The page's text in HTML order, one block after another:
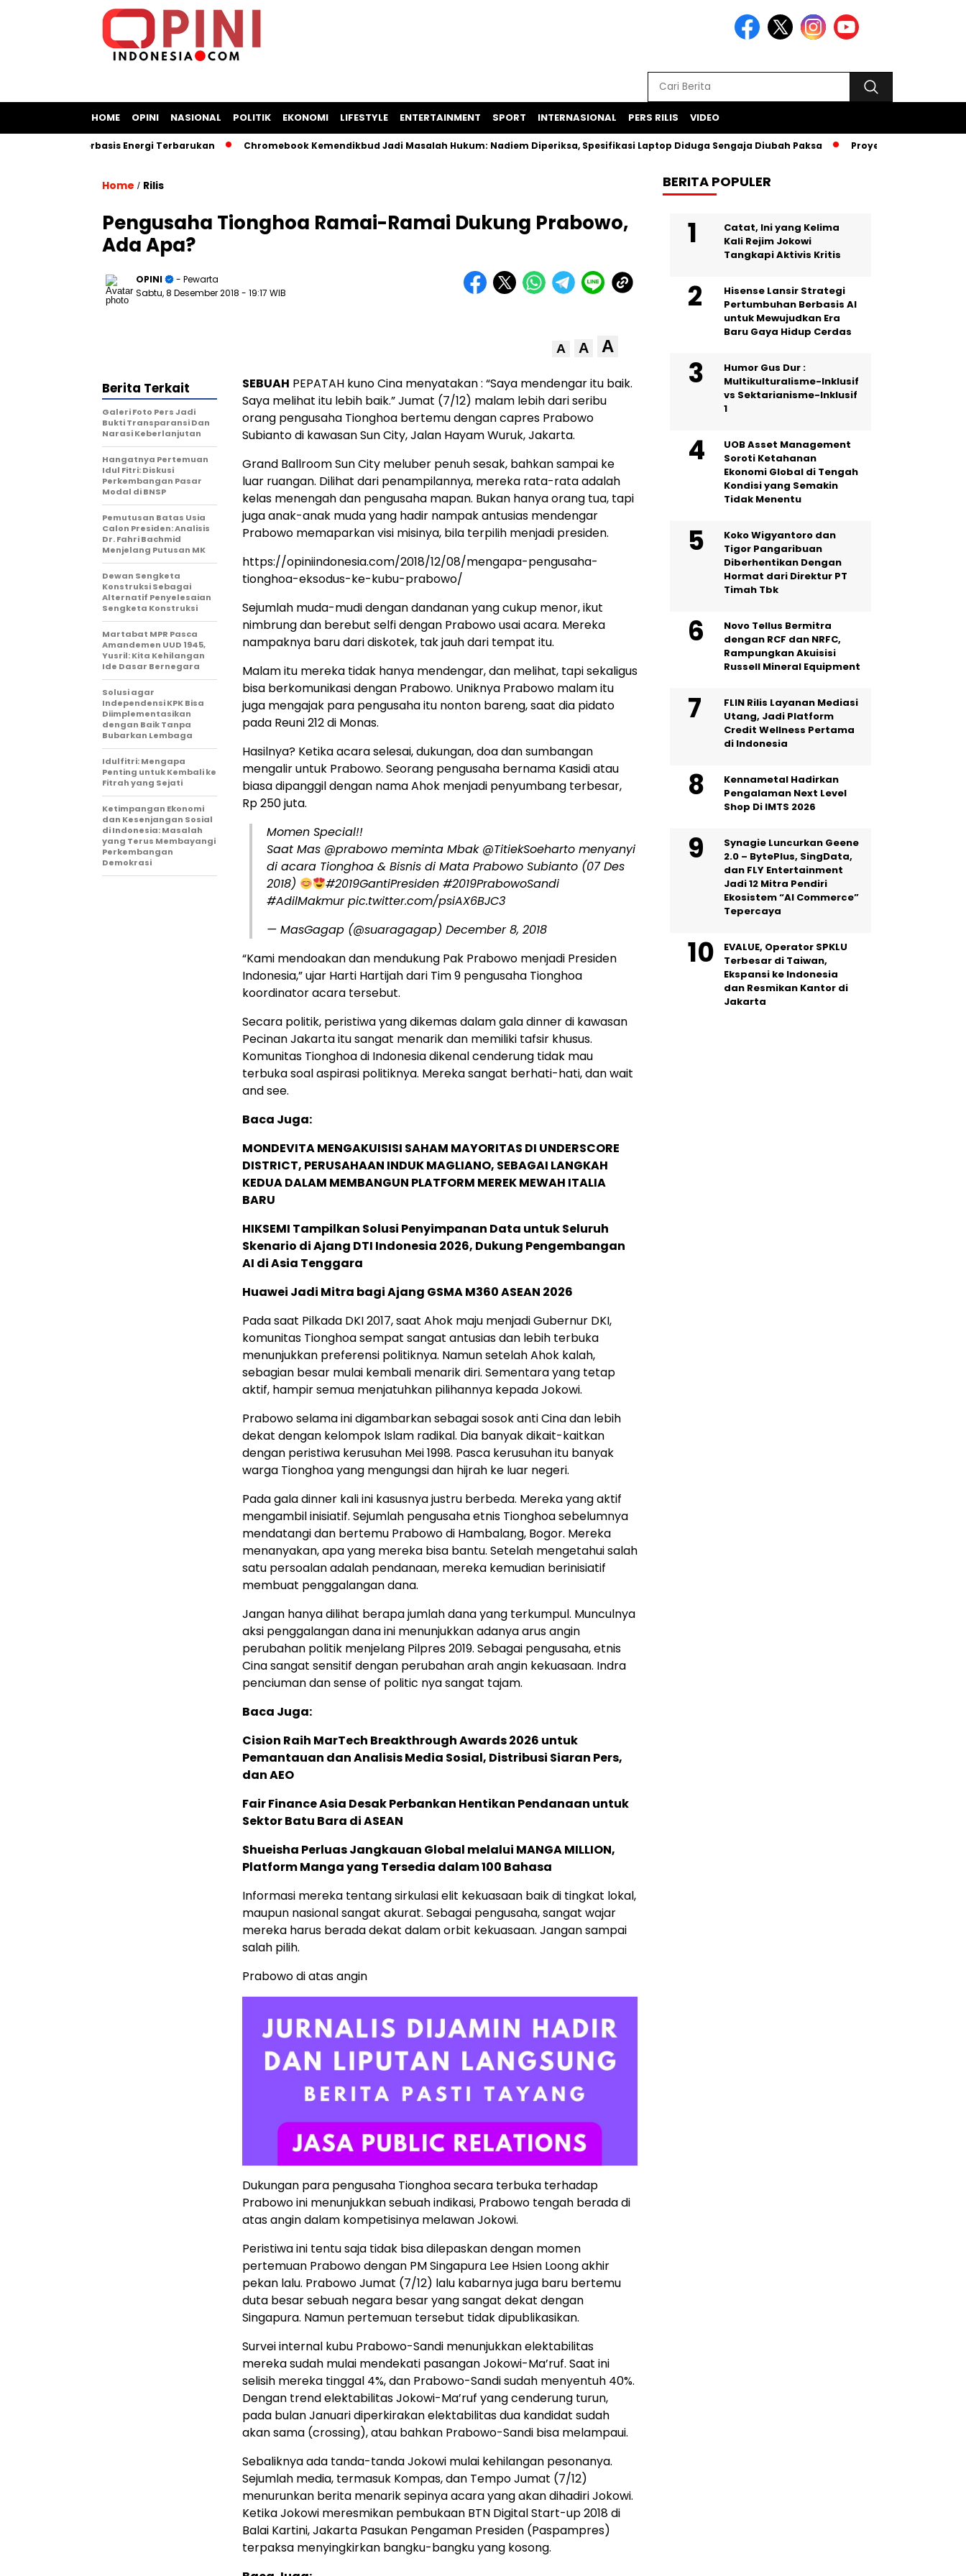
HOME OPINI NASIONAL POLITIK EKONOMI LIFESTYLE ENTERTAINMENT SPORT INTERNASIONAL PERS RILIS VIDEO
Kapal Berbasis Energi Terbarukan Chromebook Kemendikbud Jadi Masalah Hukum: Nadiem Diperiksa, Spesifikasi Laptop Diduga Sengaja Diubah Paksa Proyek Iklan Bank BJB
Home / Rilis
Pengusaha Tionghoa Ramai-Ramai Dukung Prabowo,
Ada Apa?
OPINI
- Pewarta
Sabtu, 8 Desember 2018 - 19:17 WIB
A A A
SEBUAH PEPATAH kuno Cina menyatakan : “Saya mendengar itu baik.
Saya melihat itu lebih baik.” Jumat (7/12) malam lebih dari seribu
orang pengusaha Tionghoa bertemu dengan capres Prabowo
Subianto di kawasan Sun City, Jalan Hayam Wuruk, Jakarta.
Grand Ballroom Sun City meluber penuh sesak, bahkan sampai ke
luar ruangan. Dilihat dari penampilannya, mereka rata-rata adalah
kelas menengah dan pengusaha mapan. Bukan hanya orang tua, tapi
juga anak-anak muda yang hadir nampak antusias mendengar
Prabowo memaparkan visi misinya, bila terpilih menjadi presiden.
https://opiniindonesia.com/2018/12/08/mengapa-pengusaha-
tionghoa-eksodus-ke-kubu-prabowo/
Sejumlah muda-mudi dengan dandanan yang cukup menor, ikut
nimbrung dan berebut selfi dengan Prabowo usai acara. Mereka
nampaknya baru dari diskotek, tak jauh dari tempat itu.
Malam itu mereka tidak hanya mendengar, dan melihat, tapi sekaligus
bisa berkomunikasi dengan Prabowo. Uniknya Prabowo malam itu
juga mengajak para pengusaha itu nonton bareng, saat dia pidato
pada Reuni 212 di Monas.
Hasilnya? Ketika acara selesai, dukungan, doa dan sumbangan
mengalir untuk Prabowo. Seorang pengusaha bernama Kasidi atau
biasa dipanggil dengan nama Ahok menjadi penyumbang terbesar,
Rp 250 juta.
Momen Special!!
Saat Mas @prabowo meminta Mbak @TitiekSoeharto menyanyi
di acara Tionghoa & Bisnis di Mata Prabowo Subianto (07 Des
2018)
#2019GantiPresiden #2019PrabowoSandi
#AdilMakmur pic.twitter.com/psiAX6BJC3
— MasGagap (@suaragagap) December 8, 2018
“Kami mendoakan dan mendukung Pak Prabowo menjadi Presiden
Indonesia,” ujar Harti Hartijah dari Tim 9 pengusaha Tionghoa
koordinator acara tersebut.
Secara politik, peristiwa yang dikemas dalam gala dinner di kawasan
Pecinan Jakarta itu sangat menarik dan memiliki tafsir khusus.
Komunitas Tionghoa di Indonesia dikenal cenderung tidak mau
terbuka soal aspirasi politiknya. Mereka sangat berhati-hati, dan wait
and see.
Baca Juga:
MONDEVITA MENGAKUISISI SAHAM MAYORITAS DI UNDERSCORE
DISTRICT, PERUSAHAAN INDUK MAGLIANO, SEBAGAI LANGKAH
KEDUA DALAM MEMBANGUN PLATFORM MEREK MEWAH ITALIA
BARU
HIKSEMI Tampilkan Solusi Penyimpanan Data untuk Seluruh
Skenario di Ajang DTI Indonesia 2026, Dukung Pengembangan
AI di Asia Tenggara
Huawei Jadi Mitra bagi Ajang GSMA M360 ASEAN 2026
Pada saat Pilkada DKI 2017, saat Ahok maju menjadi Gubernur DKI,
komunitas Tionghoa sempat sangat antusias dan lebih terbuka
menunjukkan preferensi politiknya. Namun setelah Ahok kalah,
sebagian besar mulai kembali menarik diri. Sementara yang tetap
aktif, hampir semua menjatuhkan pilihannya kepada Jokowi.
Prabowo selama ini digambarkan sebagai sosok anti Cina dan lebih
dekat dengan kelompok Islam radikal. Dia banyak dikait-kaitkan
dengan peristiwa kerusuhan Mei 1998. Pasca kerusuhan itu banyak
warga Tionghoa yang mengungsi dan hijrah ke luar negeri.
Pada gala dinner kali ini kasusnya justru berbeda. Mereka yang aktif
mengambil inisiatif. Sejumlah pengusaha etnis Tionghoa sebelumnya
mendatangi dan bertemu Prabowo di Hambalang, Bogor. Mereka
menanyakan, apa yang mereka bisa bantu. Setelah mengetahui salah
satu persoalan adalah pendanaan, mereka kemudian berinisiatif
membuat penggalangan dana.
Jangan hanya dilihat berapa jumlah dana yang terkumpul. Munculnya
aksi penggalangan dana ini menunjukkan adanya arus angin
perubahan politik menjelang Pilpres 2019. Sebagai pengusaha, etnis
Cina sangat sensitif dengan perubahan arah angin kekuasaan. Indra
penciuman dan sense of politic nya sangat tajam.
Baca Juga:
Cision Raih MarTech Breakthrough Awards 2026 untuk
Pemantauan dan Analisis Media Sosial, Distribusi Siaran Pers,
dan AEO
Fair Finance Asia Desak Perbankan Hentikan Pendanaan untuk
Sektor Batu Bara di ASEAN
Shueisha Perluas Jangkauan Global melalui MANGA MILLION,
Platform Manga yang Tersedia dalam 100 Bahasa
Informasi mereka tentang sirkulasi elit kekuasaan baik di tingkat lokal,
maupun nasional sangat akurat. Sebagai pengusaha, sangat wajar
mereka harus berada dekat dalam orbit kekuasaan. Jangan sampai
salah pilih.
Prabowo di atas angin
Dukungan para pengusaha Tionghoa secara terbuka terhadap
Prabowo ini menunjukkan sebuah indikasi, Prabowo tengah berada di
atas angin dalam kompetisinya melawan Jokowi.
Peristiwa ini tentu saja tidak bisa dilepaskan dengan momen
pertemuan Prabowo dengan PM Singapura Lee Hsien Loong akhir
pekan lalu. Prabowo Jumat (7/12) lalu kabarnya juga baru bertemu
duta besar sebuah negara besar yang sangat dekat dengan
Singapura. Namun pertemuan tersebut tidak dipublikasikan.
Survei internal kubu Prabowo-Sandi menunjukkan elektabilitas
mereka sudah mulai mendekati pasangan Jokowi-Ma’ruf. Saat ini
selisih mereka tinggal 4%, dan Prabowo-Sandi sudah menyentuh 40%.
Dengan trend elektabilitas Jokowi-Ma’ruf yang cenderung turun,
pada bulan Januari diperkirakan elektabilitas dua kandidat sudah
akan sama (crossing), atau bahkan Prabowo-Sandi bisa melampaui.
Sebaliknya ada tanda-tanda Jokowi mulai kehilangan pesonanya.
Sejumlah media, termasuk Kompas, dan Tempo Jumat (7/12)
menurunkan berita menarik sepinya acara yang akan dihadiri Jokowi.
Ketika Jokowi meresmikan pembukaan BTN Digital Start-up 2018 di
Balai Kartini, Jakarta Pasukan Pengaman Presiden (Paspampres)
terpaksa menyingkirkan bangku-bangku yang kosong.
Berita Terkait
Galeri Foto Pers Jadi
Bukti Transparansi Dan
Narasi Keberlanjutan
Hangatnya Pertemuan
Idul Fitri: Diskusi
Perkembangan Pasar
Modal di BNSP
Pemutusan Batas Usia
Calon Presiden: Analisis
Dr. Fahri Bachmid
Menjelang Putusan MK
Dewan Sengketa
Konstruksi Sebagai
Alternatif Penyelesaian
Sengketa Konstruksi
Martabat MPR Pasca
Amandemen UUD 1945,
Yusril: Kita Kehilangan
Ide Dasar Bernegara
Solusi agar
Independensi KPK Bisa
Diimplementasikan
dengan Baik Tanpa
Bubarkan Lembaga
Idulfitri: Mengapa
Penting untuk Kembali ke
Fitrah yang Sejati
Ketimpangan Ekonomi
dan Kesenjangan Sosial
di Indonesia: Masalah
yang Terus Membayangi
Perkembangan
Demokrasi
BERITA POPULER
Catat, Ini yang Kelima
Kali Rejim Jokowi
Tangkapi Aktivis Kritis
Hisense Lansir Strategi
Pertumbuhan Berbasis AI
untuk Mewujudkan Era
Baru Gaya Hidup Cerdas
Humor Gus Dur :
Multikulturalisme-Inklusif
vs Sektarianisme-Inklusif
1
UOB Asset Management
Soroti Ketahanan
Ekonomi Global di Tengah
Kondisi yang Semakin
Tidak Menentu
Koko Wigyantoro dan
Tigor Pangaribuan
Diberhentikan Dengan
Hormat dari Direktur PT
Timah Tbk
Novo Tellus Bermitra
dengan RCF dan NRFC,
Rampungkan Akuisisi
Russell Mineral Equipment
FLIN Rilis Layanan Mediasi
Utang, Jadi Platform
Credit Wellness Pertama
di Indonesia
Kennametal Hadirkan
Pengalaman Next Level
Shop Di IMTS 2026
Synagie Luncurkan Geene
2.0 – BytePlus, SingData,
dan FLY Entertainment
Jadi 12 Mitra Pendiri
Ekosistem “AI Commerce”
Tepercaya
EVALUE, Operator SPKLU
Terbesar di Taiwan,
Ekspansi ke Indonesia
dan Resmikan Kantor di
Jakarta